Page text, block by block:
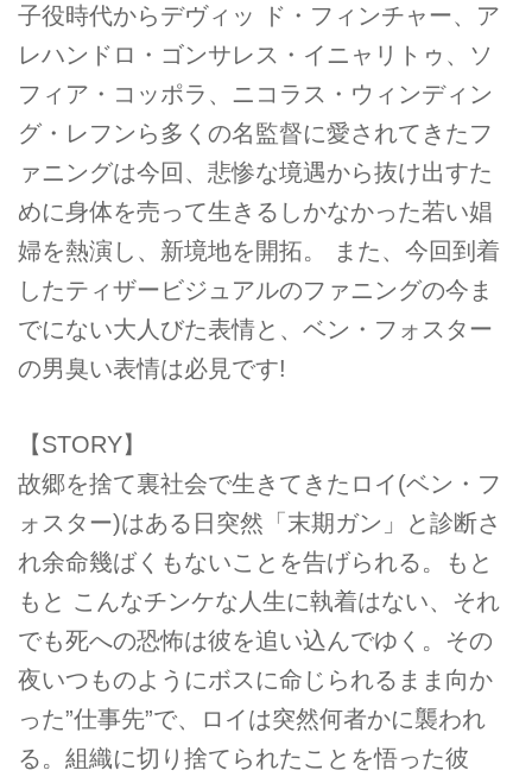
子役時代からデヴィッ ド・フィンチャー、ア
レハンドロ・ゴンサレス・イニャリトゥ、ソ
フィア・コッポラ、ニコラス・ウィンディン
グ・レフンら多くの名監督に愛されてきたフ
ァニングは今回、悲惨な境遇から抜け出すた
めに身体を売って生きるしかなかった若い娼
婦を熱演し、新境地を開拓。 また、今回到着
したティザービジュアルのファニングの今ま
でにない大人びた表情と、ベン・フォスター
の男臭い表情は必見です!
【STORY】
故郷を捨て裏社会で生きてきたロイ(ベン・フ
ォスター)はある日突然「末期ガン」と診断さ
れ余命幾ばくもないことを告げられる。もと
もと こんなチンケな人生に執着はない、それ
でも死への恐怖は彼を追い込んでゆく。その
夜いつものようにボスに命じられるまま向か
った”仕事先”で、ロイは突然何者かに襲われ
る。組織に切り捨てられたことを悟った彼